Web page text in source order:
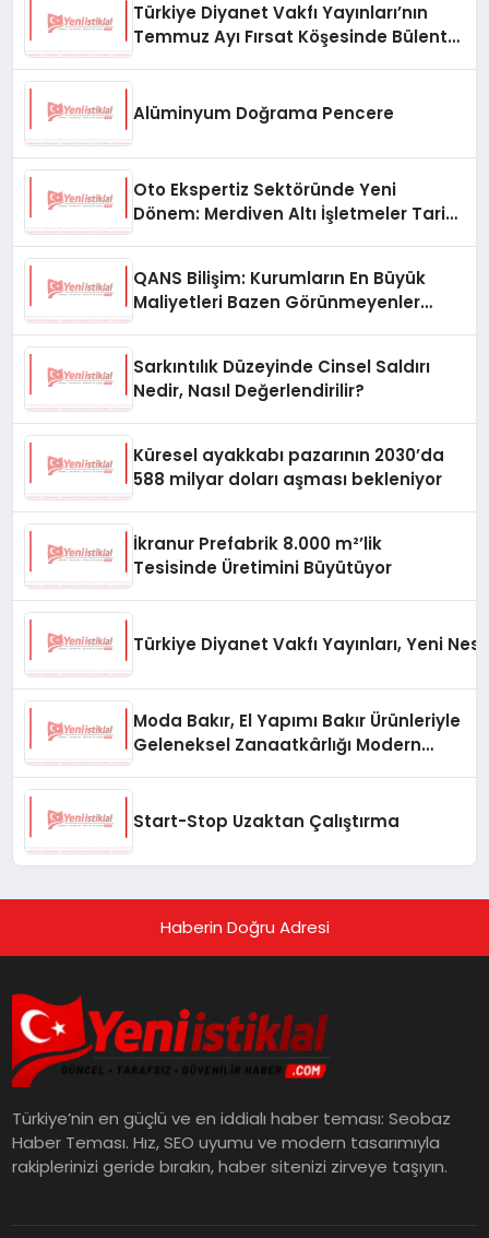
Türkiye Diyanet Vakfı Yayınları’nın
Temmuz Ayı Fırsat Köşesinde Bülent
Alüminyum Doğrama Pencere
Oto Ekspertiz Sektöründe Yeni
Dönem: Merdiven Altı İşletmeler Tarih
QANS Bilişim: Kurumların En Büyük
Maliyetleri Bazen Görünmeyenler
Sarkıntılık Düzeyinde Cinsel Saldırı
Nedir, Nasıl Değerlendirilir?
Küresel ayakkabı pazarının 2030’da
588 milyar doları aşması bekleniyor
İkranur Prefabrik 8.000 m²’lik
Tesisinde Üretimini Büyütüyor
Türkiye Diyanet Vakfı Yayınları, Yeni
Moda Bakır, El Yapımı Bakır Ürünleriyle
Geleneksel Zanaatkârlığı Modern
Start-Stop Uzaktan Çalıştırma
Haberin Doğru Adresi
Türkiye’nin en güçlü ve en iddialı haber teması: Seobaz
Haber Teması. Hız, SEO uyumu ve modern tasarımıyla
rakiplerinizi geride bırakın, haber sitenizi zirveye taşıyın.